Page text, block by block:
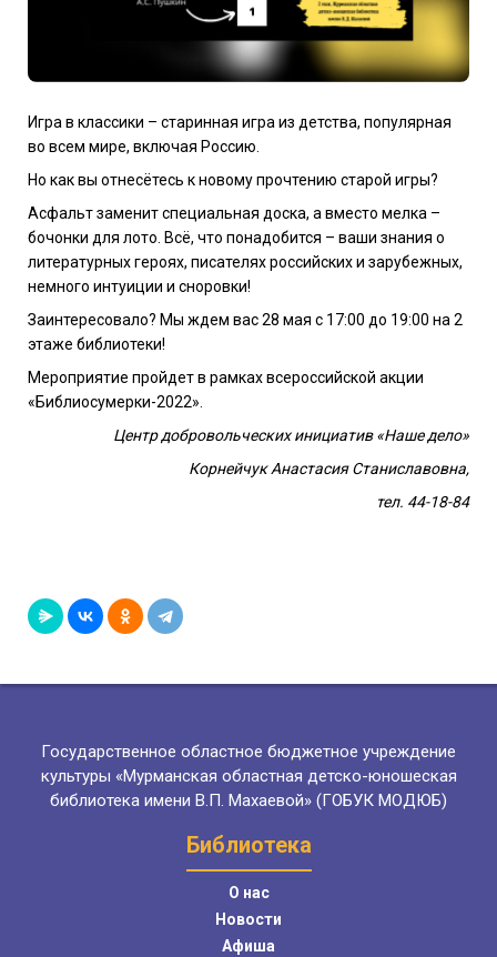
Игра в классики – старинная игра из детства, популярная
во всем мире, включая Россию.
Но как вы отнесётесь к новому прочтению старой игры?
Асфальт заменит специальная доска, а вместо мелка –
бочонки для лото. Всё, что понадобится – ваши знания о
литературных героях, писателях российских и зарубежных,
немного интуиции и сноровки!
Заинтересовало? Мы ждем вас 28 мая с 17:00 до 19:00 на 2
этаже библиотеки!
Мероприятие пройдет в рамках всероссийской акции
«Библиосумерки-2022».
Центр добровольческих инициатив «Наше дело»
Корнейчук Анастасия Станиславовна,
тел. 44-18-84
Государственное областное бюджетное учреждение
культуры «Мурманская областная детско-юношеская
библиотека имени В.П. Махаевой» (ГОБУК МОДЮБ)
Библиотека
О нас
Новости
Афиша